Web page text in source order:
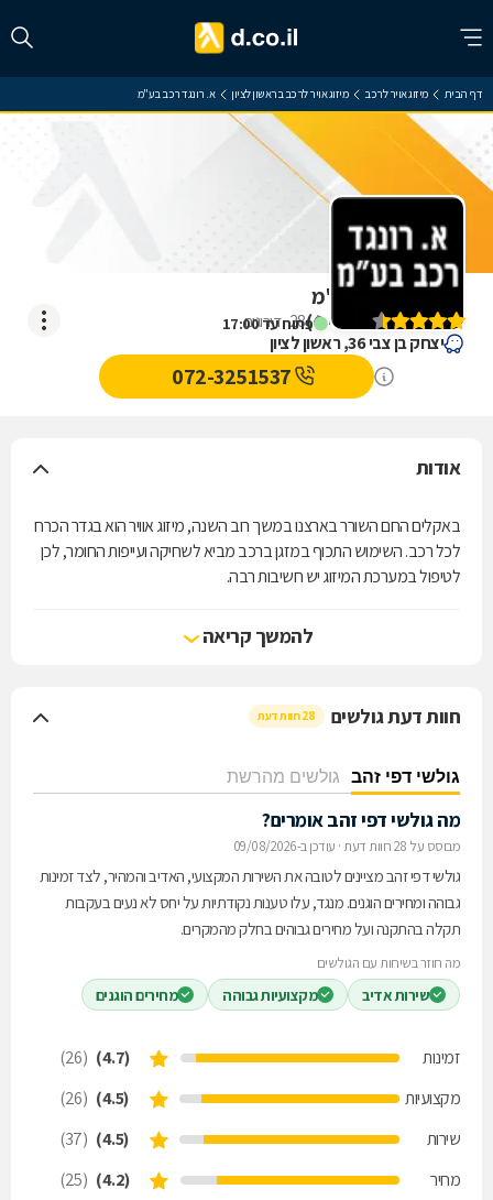
דף הבית מיזוג אויר לרכב מיזוג אויר לרכב בראשון לציון א. רונגד רכב בע"מ
פתוח עד 17:00
א. רונגד רכב בע"מ
(
4.4
)
28דירוגים
יצחק בן צבי 36, ראשון לציון
072-3251537
אודות
באקלים החם השורר בארצנו במשך רוב השנה, מיזוג אוויר הוא בגדר הכרח
לכל רכב. השימוש התכוף במזגן ברכב מביא לשחיקה ועייפות החומר, לכן
לטיפול במערכת המיזוג יש חשיבות רבה.
המוצעים אצלנו נכללים התקנת מזגן לרכב, מילוי גז, אבחון תקלות במזגן,
שירותים וטיפולים נוספים כגון תיקון מערכות חשמל לרכב, מצברים, טיפול
במערכת הזרקת הדלק, אלטרנטורים, סטרטרים ועוד.
להמשך קריאה
חוות דעת גולשים 28 חוות דעת
גולשי דפי זהב גולשים מהרשת
מה גולשי דפי זהב אומרים?
מבוסס על 28 חוות דעת · עודכן ב-09/08/2026
גולשי דפי זהב מציינים לטובה את השירות המקצועי, האדיב והמהיר, לצד זמינות
גבוהה ומחירים הוגנים. מנגד, עלו טענות נקודתיות על יחס לא נעים בעקבות
תקלה בהתקנה ועל מחירים גבוהים בחלק מהמקרים.
מה חוזר בשיחות עם הגולשים
שירות אדיב מקצועיות גבוהה מחירים הוגנים
זמינות (4.7)
(26)
מקצועיות
(4.5)
(26)
שירות
(4.5)
(37)
מחיר
(4.2)
(25)